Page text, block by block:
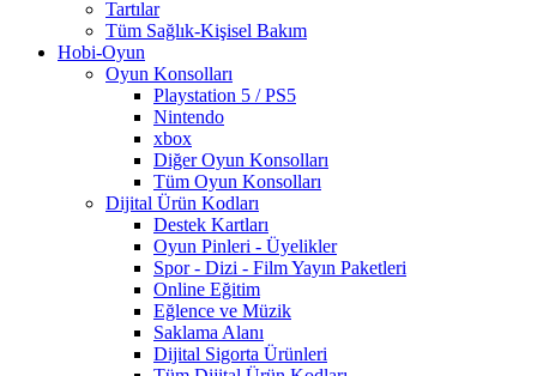
Tartılar
Tüm Sağlık-Kişisel Bakım
Hobi-Oyun
Oyun Konsolları
Playstation 5 / PS5
Nintendo
xbox
Diğer Oyun Konsolları
Tüm Oyun Konsolları
Dijital Ürün Kodları
Destek Kartları
Oyun Pinleri - Üyelikler
Spor - Dizi - Film Yayın Paketleri
Online Eğitim
Eğlence ve Müzik
Saklama Alanı
Dijital Sigorta Ürünleri